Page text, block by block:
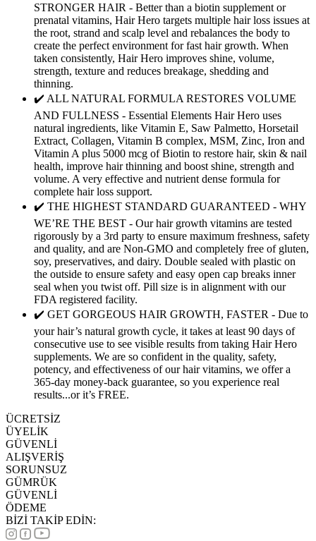
STRONGER HAIR - Better than a biotin supplement or
prenatal vitamins, Hair Hero targets multiple hair loss issues at
the root, strand and scalp level and rebalances the body to
create the perfect environment for fast hair growth. When
taken consistently, Hair Hero improves shine, volume,
strength, texture and reduces breakage, shedding and
thinning.
✔️ ALL NATURAL FORMULA RESTORES VOLUME
AND FULLNESS - Essential Elements Hair Hero uses
natural ingredients, like Vitamin E, Saw Palmetto, Horsetail
Extract, Collagen, Vitamin B complex, MSM, Zinc, Iron and
Vitamin A plus 5000 mcg of Biotin to restore hair, skin & nail
health, improve hair thinning and boost shine, strength and
volume. A very effective and nutrient dense formula for
complete hair loss support.
✔️ THE HIGHEST STANDARD GUARANTEED - WHY
WE’RE THE BEST - Our hair growth vitamins are tested
rigorously by a 3rd party to ensure maximum freshness, safety
and quality, and are Non-GMO and completely free of gluten,
soy, preservatives, and dairy. Double sealed with plastic on
the outside to ensure safety and easy open cap breaks inner
seal when you twist off. Pill size is in alignment with our
FDA registered facility.
✔️ GET GORGEOUS HAIR GROWTH, FASTER - Due to
your hair’s natural growth cycle, it takes at least 90 days of
consecutive use to see visible results from taking Hair Hero
supplements. We are so confident in the quality, safety,
potency, and effectiveness of our hair vitamins, we offer a
365-day money-back guarantee, so you experience real
results...or it’s FREE.
ÜCRETSİZ
ÜYELİK
GÜVENLİ
ALIŞVERİŞ
SORUNSUZ
GÜMRÜK
GÜVENLİ
ÖDEME
BİZİ TAKİP EDİN: